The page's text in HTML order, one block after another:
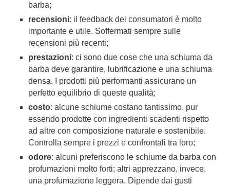
barba;
recensioni: il feedback dei consumatori è molto
importante e utile. Soffermati sempre sulle
recensioni più recenti;
prestazioni: ci sono due cose che una schiuma da
barba deve garantire, lubrificazione e una schiuma
densa. I prodotti più performanti assicurano un
perfetto equilibrio di queste qualità;
costo: alcune schiume costano tantissimo, pur
essendo prodotte con ingredienti scadenti rispetto
ad altre con composizione naturale e sostenibile.
Controlla sempre i prezzi e confrontali tra loro;
odore: alcuni preferiscono le schiume da barba con
profumazioni molto forti; altri apprezzano, invece,
una profumazione leggera. Dipende dai gusti